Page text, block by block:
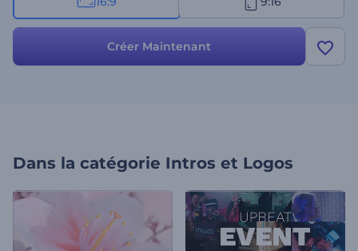
logo, saisissez le nom et le slogan de votre entreprise, et ajoutez
logo avec une touche de modernité !
Créer Maintenant
Dans la catégorie Intros et Logos